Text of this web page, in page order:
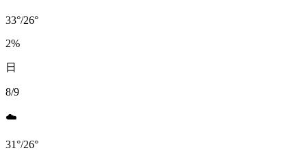
33°/26°
2%
日
8/9
☁️
31°/26°